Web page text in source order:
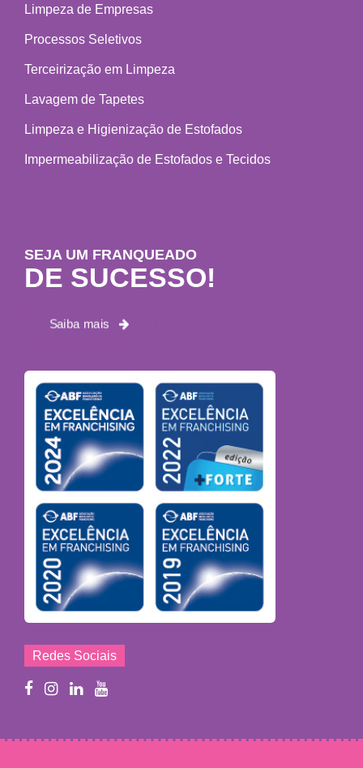
Limpeza de Empresas
Processos Seletivos
Terceirização em Limpeza
Lavagem de Tapetes
Limpeza e Higienização de Estofados
Impermeabilização de Estofados e Tecidos
SEJA UM FRANQUEADO
DE SUCESSO!
Saiba mais
Redes Sociais